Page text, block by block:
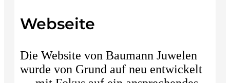
Webseite
Die Website von Baumann Juwelen
wurde von Grund auf neu entwickelt